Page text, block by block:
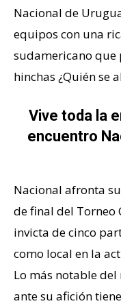
Nacional de
equipos con una
sudamericano que
hinchas ¿Quién se
Vive toda la
encuentro
Nacional afronta
de final del Torneo
invicta de cinco
como local en la
Lo más notable
ante su afición